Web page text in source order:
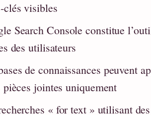
clés visibles
Search Console constitue
des utilisateurs
de connaissances peuvent
pièces jointes uniquement
« for text » utilisant